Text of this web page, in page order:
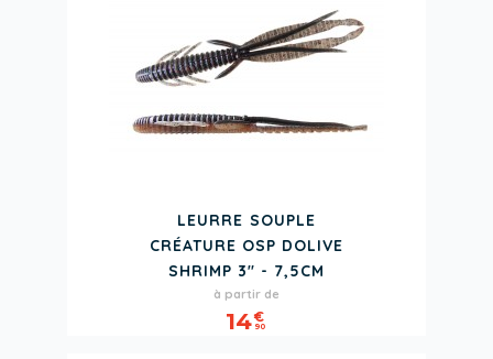
LEURRE SOUPLE
CRÉATURE OSP DOLIVE
SHRIMP 3" - 7,5CM
Prix
à partir de
14€
90